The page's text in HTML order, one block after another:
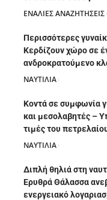
ΕΝΑΛΙΕΣ ΑΝΑΖΗΤΗΣΕΙΣ
Περισσότερες
Κερδίζουν χώρο σε
ανδροκρατούμενο
ΝΑΥΤΙΛΙΑ
Κοντά σε συμφωνία
και μεσολαβητές –
τιμές του
ΝΑΥΤΙΛΙΑ
Διπλή θηλιά στη
Ερυθρά Θάλασσα
ενεργειακό